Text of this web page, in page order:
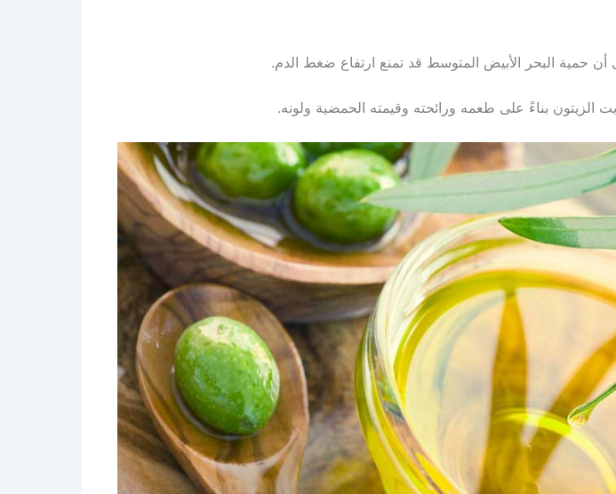
أن حمية البحر الأبيض المتوسط قد تمنع ارتفاع ضغط الدم.
بناءً على طعمه ورائحته وقيمته الحمضية ولونه.